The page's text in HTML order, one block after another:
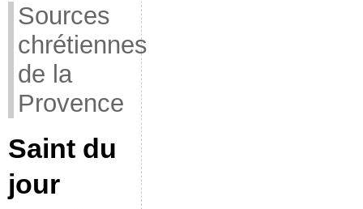
Sources
chrétiennes
de la
Provence
Saint du
jour